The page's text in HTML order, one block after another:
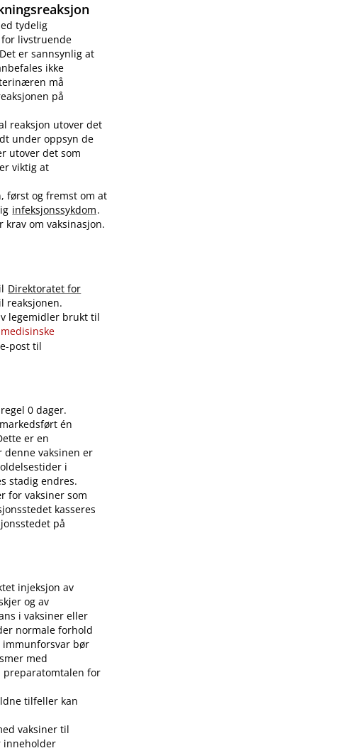
tydelig
livstruende
er sannsynlig at
ikke
må
på
reaksjon utover det
under oppsyn de
utover det som
viktig at
først og fremst om at
infeksjonssykdom.
om vaksinasjon.
Direktoratet for
reaksjonen.
legemidler brukt til
post til
0 dager.
én
er en
denne vaksinen er
i
stadig endres.
for vaksiner som
kasseres
på
injeksjon av
og av
i vaksiner eller
normale forhold
immunforsvar bør
med
preparatomtalen for
tilfeller kan
vaksiner til
inneholder